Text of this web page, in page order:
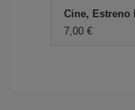
Cine, Estreno
7,00 €